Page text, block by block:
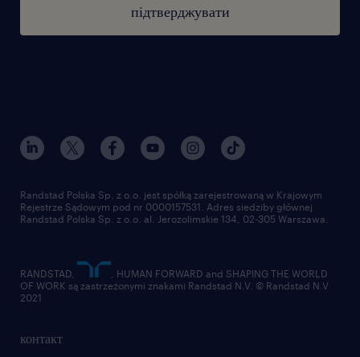
підтверджувати
контакт
Randstad Polska Sp. z o.o. jest spółką zarejestrowaną w Krajowym
Rejestrze Sądowym pod nr 0000157531. Adres siedziby głównej
Randstad Polska Sp. z o.o. al. Jerozolimskie 134, 02-305 Warszawa.
RANDSTAD,
, HUMAN FORWARD and SHAPING THE WORLD
OF WORK są zastrzeżonymi znakami Randstad N.V. © Randstad N.V
2021